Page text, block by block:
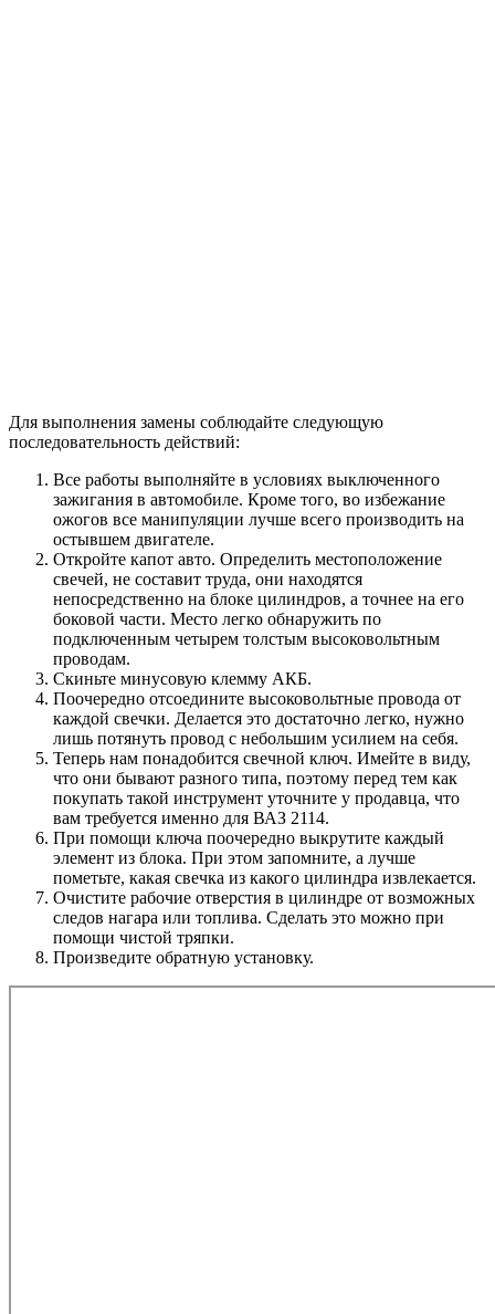
Для выполнения замены соблюдайте следующую
последовательность действий:
Все работы выполняйте в условиях выключенного
зажигания в автомобиле. Кроме того, во избежание
ожогов все манипуляции лучше всего производить на
остывшем двигателе.
Откройте капот авто. Определить местоположение
свечей, не составит труда, они находятся
непосредственно на блоке цилиндров, а точнее на его
боковой части. Место легко обнаружить по
подключенным четырем толстым высоковольтным
проводам.
Скиньте минусовую клемму АКБ.
Поочередно отсоедините высоковольтные провода от
каждой свечки. Делается это достаточно легко, нужно
лишь потянуть провод с небольшим усилием на себя.
Теперь нам понадобится свечной ключ. Имейте в виду,
что они бывают разного типа, поэтому перед тем как
покупать такой инструмент уточните у продавца, что
вам требуется именно для ВАЗ 2114.
При помощи ключа поочередно выкрутите каждый
элемент из блока. При этом запомните, а лучше
пометьте, какая свечка из какого цилиндра извлекается.
Очистите рабочие отверстия в цилиндре от возможных
следов нагара или топлива. Сделать это можно при
помощи чистой тряпки.
Произведите обратную установку.